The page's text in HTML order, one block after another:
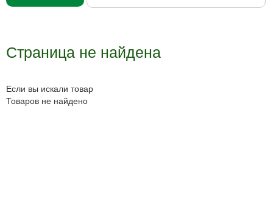
Страница не найдена
Если вы искали товар
Товаров не найдено